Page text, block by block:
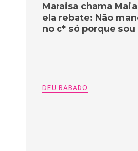
Maraisa chama
ela rebate: Não
no c* só porque
DEU BABADO